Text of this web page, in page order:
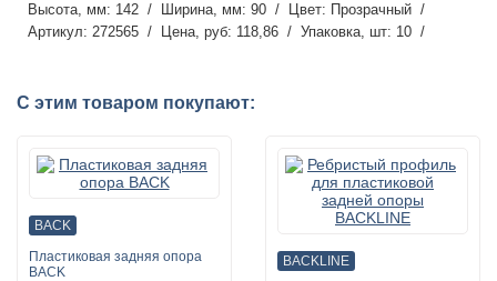
142
90
Прозрачный
272565
118,86 10
С этим товаром покупают:
BACK
Пластиковая задняя опора
BACK
BACKLINE